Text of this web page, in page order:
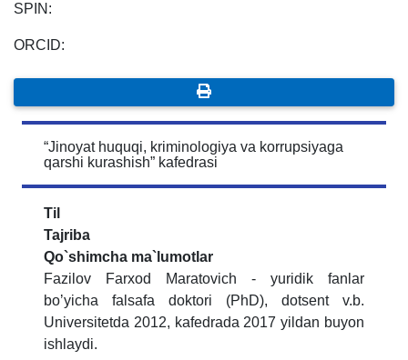
SPIN:
ORCID:
“Jinoyat huquqi, kriminologiya va korrupsiyaga
qarshi kurashish” kafedrasi
Til
Tajriba
Qo`shimcha ma`lumotlar
Fazilov Farxod Maratovich - yuridik fanlar
boʼyicha falsafa doktori (PhD), dotsent v.b.
Universitetda 2012, kafedrada 2017 yildan buyon
ishlaydi.